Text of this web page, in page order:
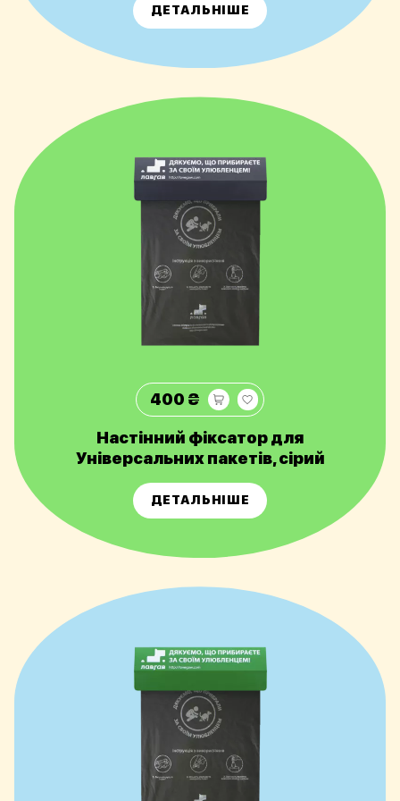
ДЕТАЛЬНІШЕ
400 ₴
Настінний фіксатор для
Універсальних пакетів, сірий
ДЕТАЛЬНІШЕ